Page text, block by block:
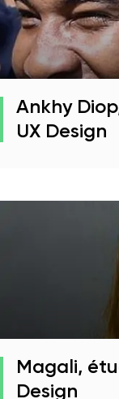
Ankhy
UX Design
Magali,
Design